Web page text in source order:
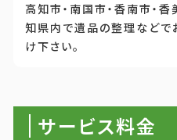
高知市・南国市・香南市・
知県内で遺品の整理などで
け下さい。
サービス料金